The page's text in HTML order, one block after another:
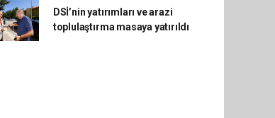
DSİ’nin yatırımları ve arazi
toplulaştırma masaya yatırıldı